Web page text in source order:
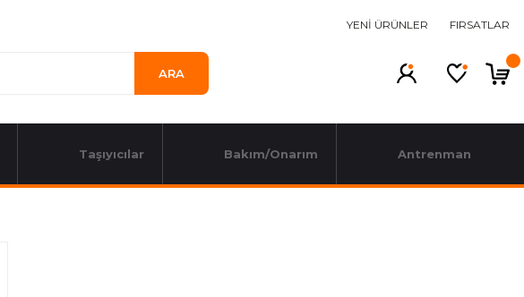
YENİ ÜRÜNLER FIRSATLAR
ARA
Taşıyıcılar Bakım/Onarım Antrenman